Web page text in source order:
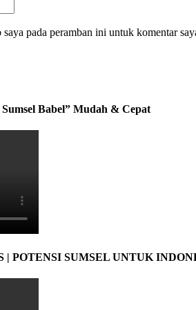
pada peramban ini untuk komentar
Babel” Mudah & Cepat
POTENSI SUMSEL UNTUK